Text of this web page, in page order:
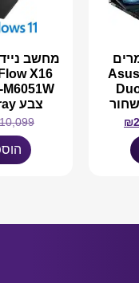
₪
מחשב
X16
צבע Eclipse Gray
10,099